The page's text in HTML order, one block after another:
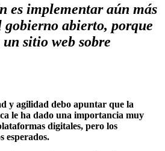
es implementar aún más
abierto, porque
sitio web sobre
y agilidad debo apuntar que la
le ha dado una importancia muy
digitales, pero los
esperados.